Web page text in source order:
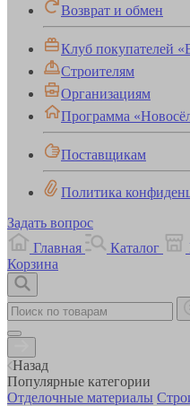
Возврат и обмен
Клуб покупателей
Строителям
Организациям
Программа
Поставщикам
Политика
Задать вопрос
Главная
Каталог
Корзина
Назад
Популярные категории
Отделочные материалы